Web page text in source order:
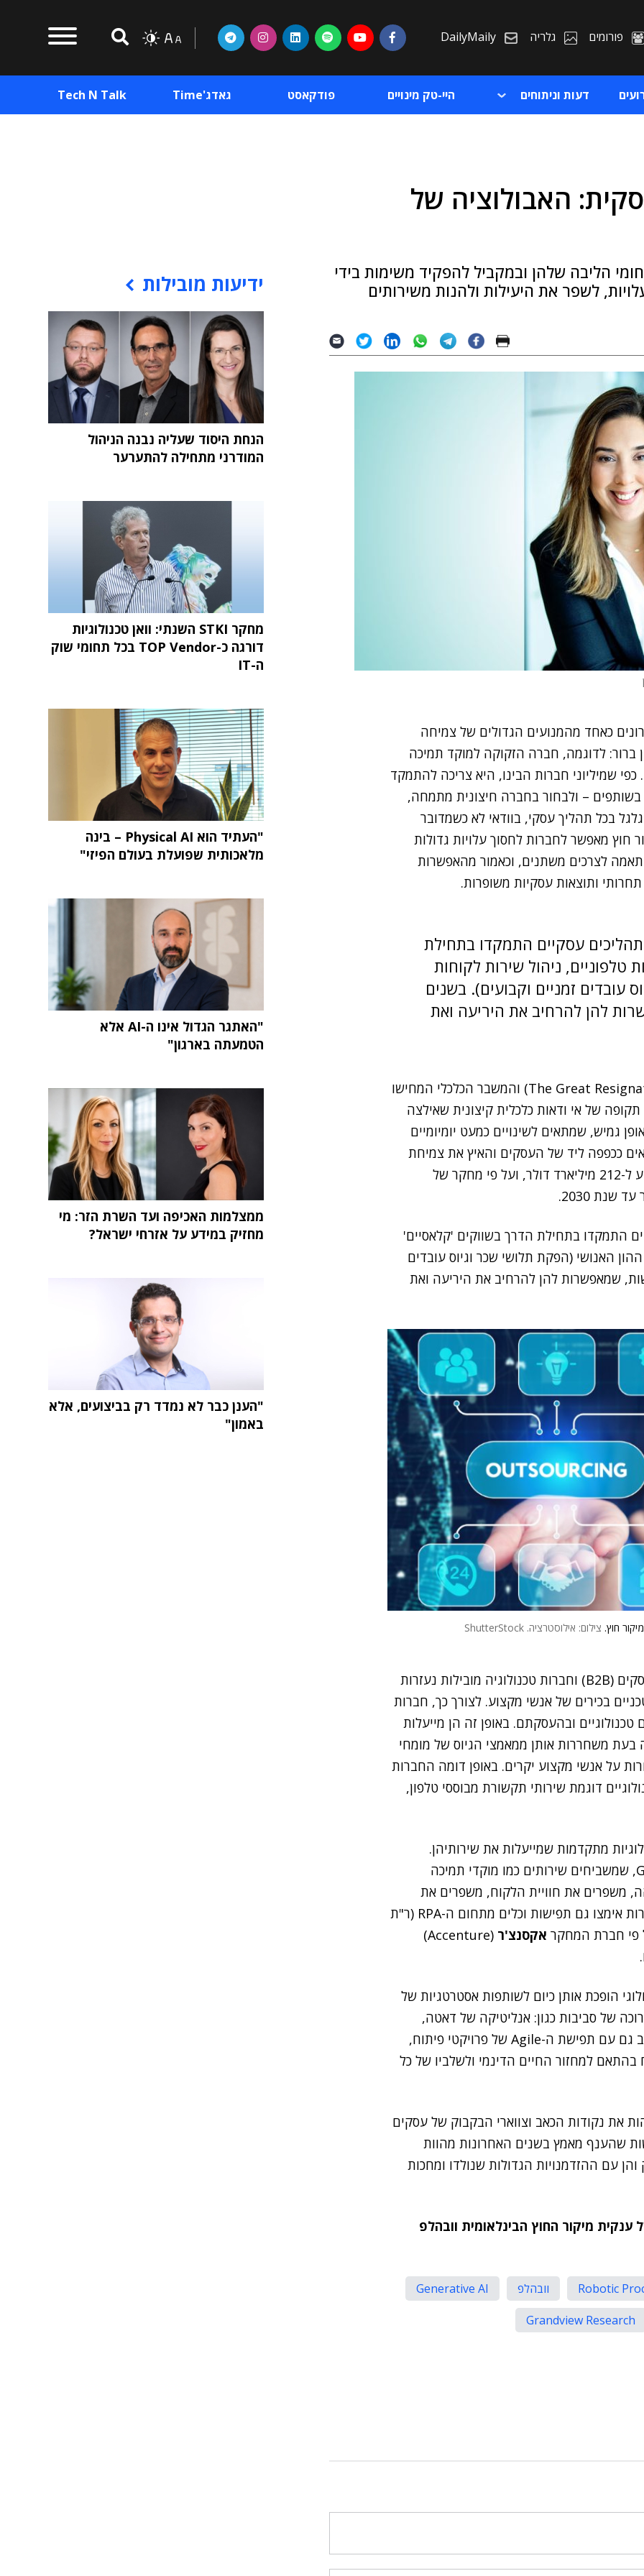
פורומים גלריה DailyMaily
דעות וניתוחים היי-טק מינויים פודקאסט גאדג'Time Tech N Talk
האבולוציה של
הליבה שלהן ובמקביל להפקיד משימות בידי
לשפר את היעילות ולהנות משירותים
כאחד מהמנועים הגדולים של צמיחה
ברור: לדוגמה, חברה הזקוקה למוקד תמיכה
שמיליוני חברות הבינו, היא צריכה להתמקד
– ולבחור בחברה חיצונית מתמחה,
בכל תהליך עסקי, בוודאי לא כשמדובר
חוץ מאפשר לחברות לחסוך עלויות גדולות
לצרכים משתנים, וכאמור מהאפשרות
ותוצאות עסקיות משופרות.
עסקיים התמקדו בתחילת
טלפוניים, ניהול שירות לקוחות
עובדים זמניים וקבועים). בשנים
להן להרחיב את היריעה ואת
השנים של משבר הקורונה, "ההתפטרות הגדולה" (The Great Resignation) והמשבר הכלכלי המחישו
של אי ודאות כלכלית קיצונית שאילצה
גמיש, שמתאים לשינויים כמעט יומיומיים
ככפפה ליד של העסקים והאיץ את צמיחת
התמקדו בתחילת הדרך בשווקים 'קלאסיים'
ההון האנושי (הפקת תלושי שכר וגיוס עובדים
שמאפשרות להן להרחיב את היריעה ואת
חוץ. צילום: אילוסטרציה. ShutterStock
חברות מיקור החוץ מתמחות כיום גם בתמיכה טכנית לעסקים (B2B) וחברות טכנולוגיה מובילות נעזרות
בכירים של אנשי מקצוע. לצורך כך, חברות
ובהעסקתם. באופן זה הן מייעלות
משחררות אותן ממאמצי הגיוס של מומחי
על אנשי מקצוע יקרים. באופן דומה החברות
דוגמת שירותי תקשורת מבוססי טלפון,
מתקדמות שמייעלות את שירותיהן.
לדוגמה, הן הטמיעו ומיישמות כלי AI וכלי Generative AI, שמשביחים שירותים כמו מוקדי תמיכה
משפרים את חוויית הלקוח, משפרים את
שביעות הרצון שלו ואת האטרקטיביות של החברה. החברות אימצו גם תפישות וכלים מתחום ה-RPA (ר"ת
אקסנצ'ר
(Accenture)
הופכת אותן כיום לשותפות אסטרטגיות של
של סביבות כגון: אנליטיקה של דאטה,
אלגוריתמיקה, סייבר ועוד. מיקור החוץ משתלב כיום היטב גם עם תפישת ה-Agile של פרויקטי פיתוח,
למחזור החיים הדינמי ולשלביו של כל
את נקודות הכאב וצווארי הבקבוק של עסקים
שהענף מאמץ בשנים האחרונות מהוות
עם ההזדמנויות הגדולות שנולדו ומחכות
מיקור החוץ הבינלאומית וובהלפ
Robotic וובהלפ
Generative AI
Grandview Research
ידיעות מובילות
הנחת היסוד שעליה נבנה הניהול
המודרני מתחילה להתערער
מחקר STKI השנתי: וואן טכנולוגיות
דורגה כ-TOP Vendor בכל תחומי שוק
ה-IT
"העתיד הוא Physical AI – בינה
מלאכותית שפועלת בעולם הפיזי"
"האתגר הגדול אינו ה-AI אלא
הטמעתה בארגון"
ממצלמות האכיפה ועד השרת הזר: מי
מחזיק במידע על אזרחי ישראל?
"הענן כבר לא נמדד רק בביצועים, אלא
באמון"